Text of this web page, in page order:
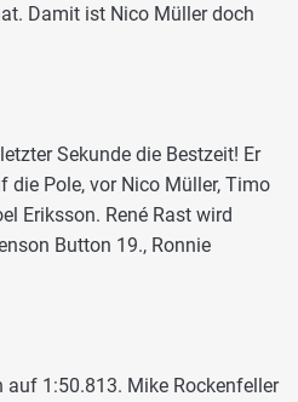
Damit ist Nico Müller doch
Sekunde die Bestzeit! Er
Pole, vor Nico Müller, Timo
Eriksson. René Rast wird
Button 19., Ronnie
auf 1:50.813. Mike Rockenfeller